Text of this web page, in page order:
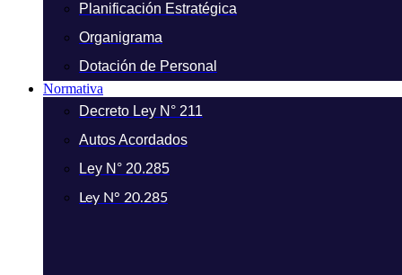
Planificación Estratégica
Organigrama
Dotación de Personal
Normativa
Decreto Ley N° 211
Autos Acordados
Ley N° 20.285
Ley N° 20.285